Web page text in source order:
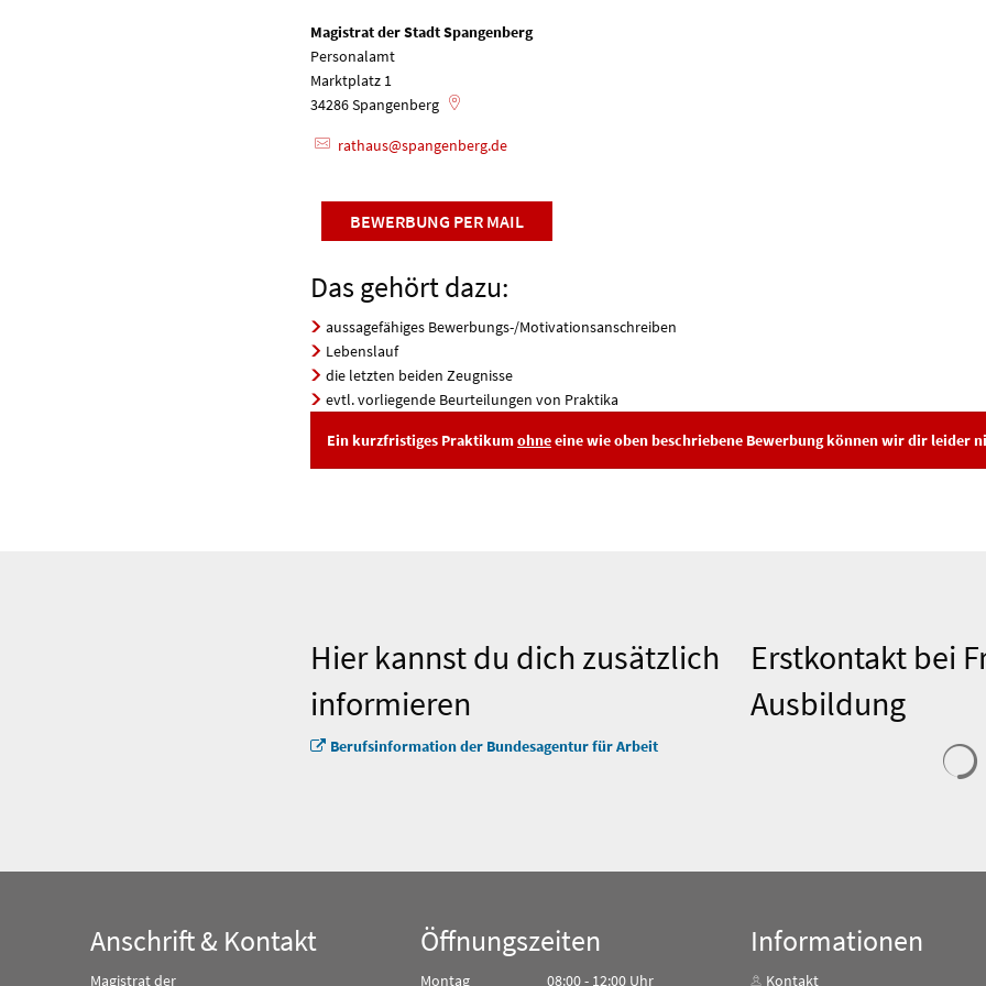
Magistrat der Stadt Spangenberg
Personalamt
Marktplatz 1
34286Spangenberg
rathaus@spangenberg.de
BEWERBUNG PER MAIL
Das gehört dazu:
aussagefähiges Bewerbungs-/Motivationsanschreiben
Lebenslauf
die letzten beiden Zeugnisse
evtl. vorliegende Beurteilungen von Praktika
Ein kurzfristiges Praktikumohneeine wie oben beschriebene Bewerbung können wir dir leider
Hier kannst du dich zusätzlich
informieren
Berufsinformation der Bundesagentur für Arbeit
Erstkontakt bei
Ausbildung
Anschrift & Kontakt
Magistrat der
Öffnungszeiten
Montag 08:00- 12:00 Uhr
Informationen
Kontakt